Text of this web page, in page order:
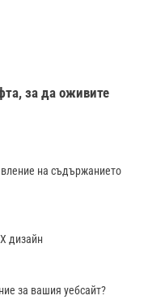
за да оживите
на съдържанието
дизайн
за вашия уебсайт?